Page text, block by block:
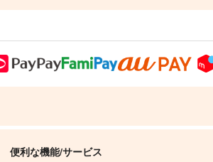
便利な機能/サービス